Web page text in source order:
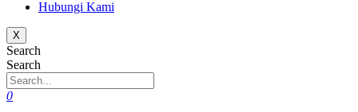
Hubungi Kami
X
Search
Search
0